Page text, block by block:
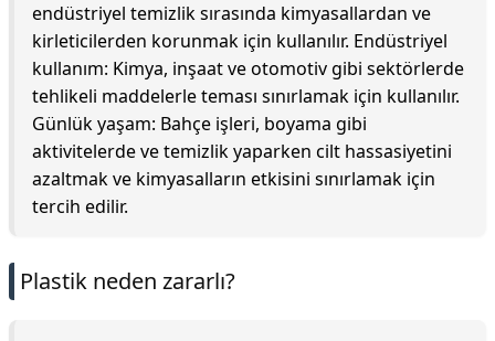
endüstriyel temizlik sırasında kimyasallardan ve
kirleticilerden korunmak için kullanılır. Endüstriyel
kullanım: Kimya, inşaat ve otomotiv gibi sektörlerde
tehlikeli maddelerle teması sınırlamak için kullanılır.
Günlük yaşam: Bahçe işleri, boyama gibi
aktivitelerde ve temizlik yaparken cilt hassasiyetini
azaltmak ve kimyasalların etkisini sınırlamak için
tercih edilir.
Plastik neden zararlı?